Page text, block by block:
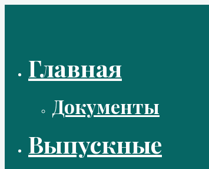
Главная
Документы
Выпускные